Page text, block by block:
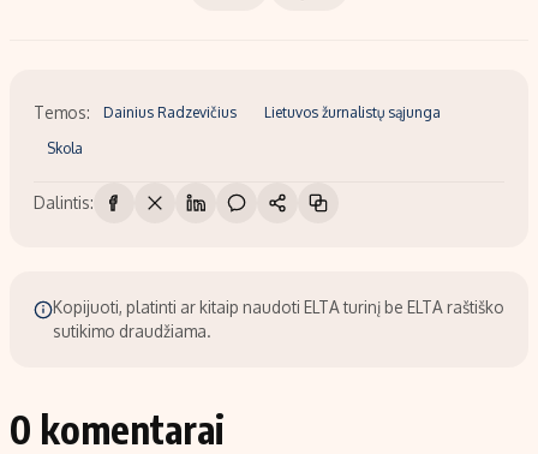
Temos: Dainius Radzevičius Lietuvos žurnalistų sąjunga
Skola
Dalintis:
Kopijuoti, platinti ar kitaip naudoti ELTA turinį be ELTA raštiško
sutikimo draudžiama.
0 komentarai